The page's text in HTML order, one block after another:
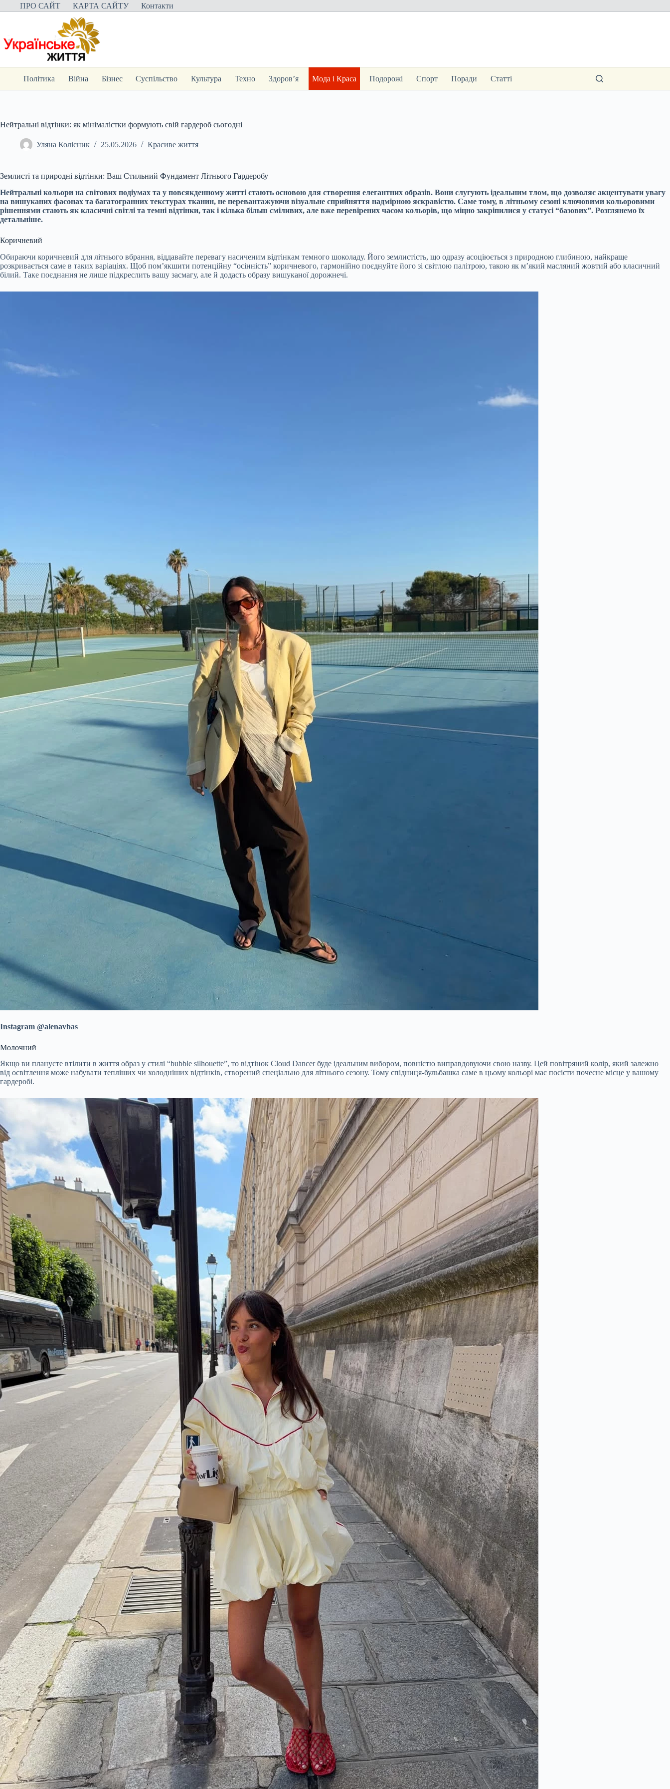
Перейти
до
ПРО САЙТ КАРТА САЙТУ Контакти
Політика Війна Бізнес Суспільство Культура Техно Здоров’я Мода і Краса Подорожі Спорт Поради Статті
Нейтральні відтінки: як мінімалістки формують свій гардероб сьогодні
Уляна Колісник 25.05.2026 Красиве життя
Землисті та природні відтінки: Ваш Стильний Фундамент Літнього Гардеробу
Нейтральні кольори на світових подіумах та у повсякденному житті стають основою для створення елегантних образів. Вони слугують ідеальним тлом, що дозволяє акцентувати увагу
на вишуканих фасонах та багатогранних текстурах тканин, не перевантажуючи візуальне сприйняття надмірною яскравістю. Саме тому, в літньому сезоні ключовими кольоровими
рішеннями стають як класичні світлі та темні відтінки, так і кілька більш сміливих, але вже перевірених часом кольорів, що міцно закріпилися у статусі “базових”. Розглянемо їх
детальніше.
Коричневий
Обираючи коричневий для літнього вбрання, віддавайте перевагу насиченим відтінкам темного шоколаду. Його землистість, що одразу асоціюється з природною глибиною, найкраще
розкривається саме в таких варіаціях. Щоб пом’якшити потенційну “осінність” коричневого, гармонійно поєднуйте його зі світлою палітрою, такою як м’який масляний жовтий або класичний
білий. Таке поєднання не лише підкреслить вашу засмагу, але й додасть образу вишуканої дорожнечі.
Instagram @alenavbas
Молочний
Якщо ви плануєте втілити в життя образ у стилі “bubble silhouette”, то відтінок Cloud Dancer буде ідеальним вибором, повністю виправдовуючи свою назву. Цей повітряний колір, який залежно
від освітлення може набувати тепліших чи холодніших відтінків, створений спеціально для літнього сезону. Тому спідниця-бульбашка саме в цьому кольорі має посісти почесне місце у вашому
гардеробі.